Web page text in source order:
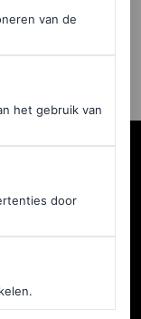
TORTORA
van de
het gebruik van
door